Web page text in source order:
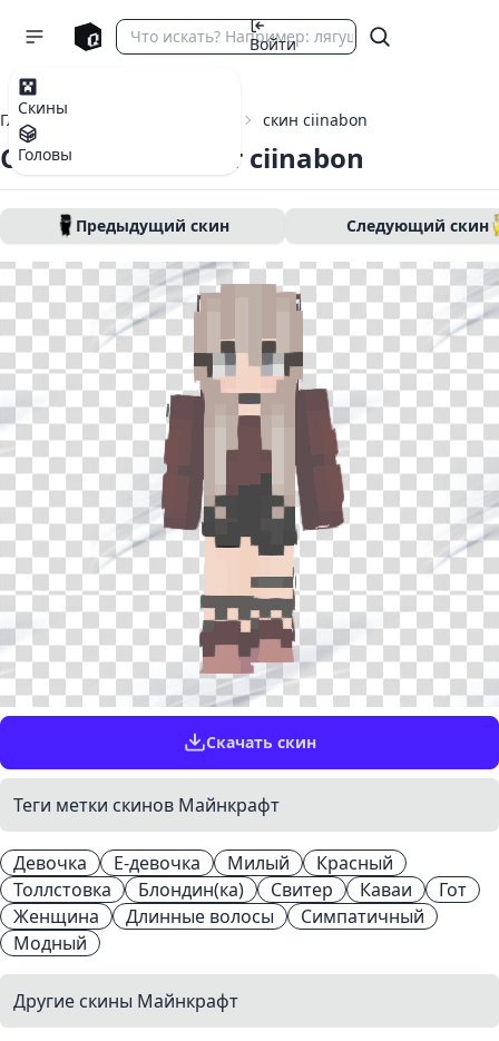
Скины
Головы
Войти
Главная скин ciinabon
Скин Майнкрафт ciinabon
Предыдущий скин Следующий скин
Скачать скин
Теги метки скинов Майнкрафт
Девочка Е-девочка Милый
Красный
Толлстовка
Блондин(ка) Свитер Каваи
Гот
Женщина
Длинные волосы
Симпатичный
Модный
Другие скины Майнкрафт